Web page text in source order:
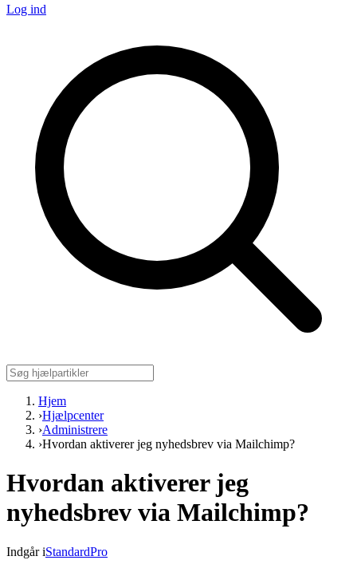
Log ind
Hjem
›Hjælpcenter
›Administrere
›Hvordan aktiverer jeg nyhedsbrev via Mailchimp?
Hvordan aktiverer jeg
nyhedsbrev via Mailchimp?
Indgår iStandardPro